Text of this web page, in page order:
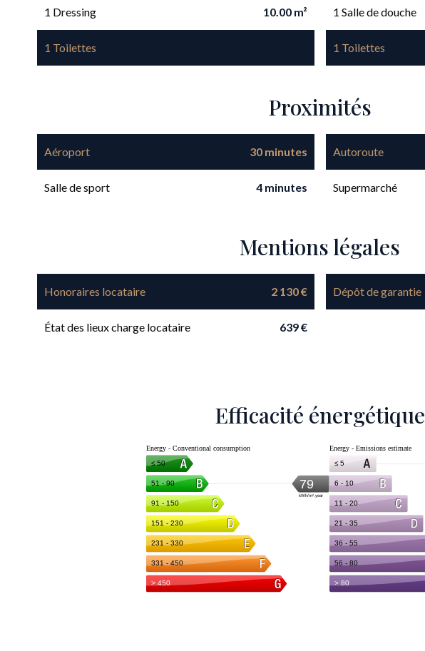
1 Dressing 10.00 m² 1 Salle de douche
1 Toilettes 1 Toilettes
Proximités
Aéroport 30 minutes Autoroute
Salle de sport 4 minutes Supermarché
Mentions légales
Honoraires locataire 2 130 € Dépôt de garantie
État des lieux charge locataire 639 €
Efficacité énergétique